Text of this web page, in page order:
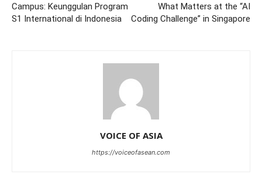
Campus: Keunggulan Program
S1 International di Indonesia
What Matters at the “AI
Coding Challenge” in Singapore
VOICE OF ASIA
https://voiceofasean.com